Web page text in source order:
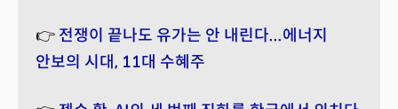
👉 전쟁이 끝나도 유가는 안 내린다...에너지
안보의 시대, 11대 수혜주